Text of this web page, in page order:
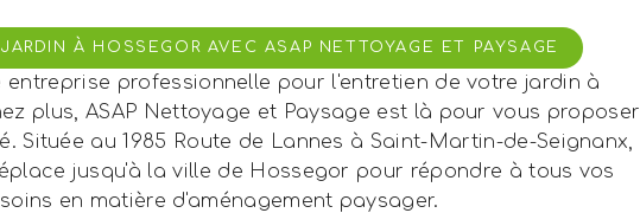
À HOSSEGOR AVEC ASAP NETTOYAGE ET PAYSAGE
entreprise professionnelle pour l'entretien de votre jardin à
plus, ASAP Nettoyage et Paysage est là pour vous proposer
Située au 1985 Route de Lannes à Saint-Martin-de-Seignanx,
jusqu'à la ville de Hossegor pour répondre à tous vos
en matière d'aménagement paysager.